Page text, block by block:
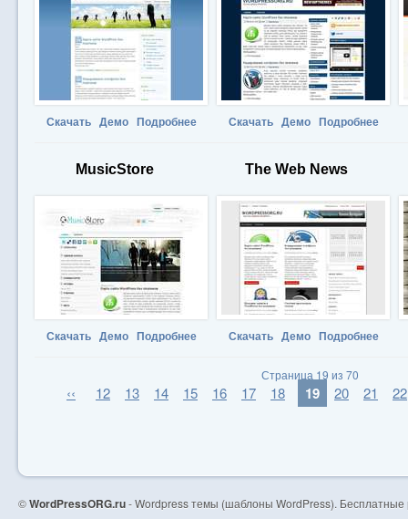
Скачать Демо Подробнее Скачать Демо Подробнее
MusicStore
Скачать Демо Подробнее
The Web News
Скачать Демо Подробнее
Страница 19 из 70
‹‹ 12 13 14 15 16 17 18 19 20 21 22
©WordPressORG.ru- Wordpress темы (шаблоны WordPress).